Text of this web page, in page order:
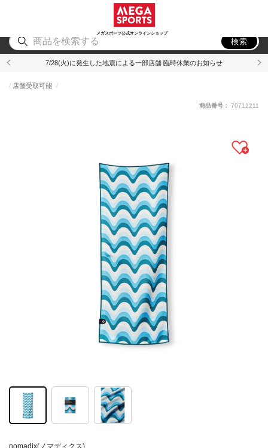
メガスポーツ公式オンラインショップ
アウトドア
検索
7/28(火)に発生した地震による一部店舗 臨時休業のお知らせ
nomadix(ノマディクス)
店舗受取可能
商品番号： 70712211